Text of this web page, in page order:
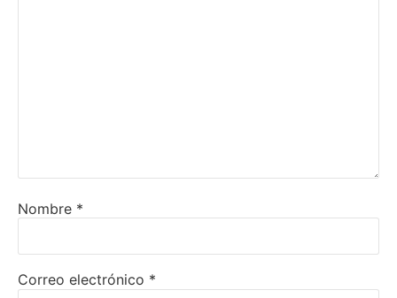
Nombre *
Correo electrónico *